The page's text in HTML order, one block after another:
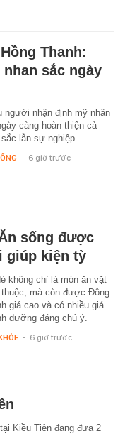
Thanh:
sắc ngày
người nhận định mỹ nhân
càng hoàn thiện cả
sắc lẫn sự nghiệp.
- 6 giờ trước
sống được
giúp kiện tỳ
không chỉ là món ăn vặt
thuộc, mà còn được Đông
giá cao và có nhiều giá
dưỡng đáng chú ý.
- 6 giờ trước
Kiều Tiên đang đưa 2